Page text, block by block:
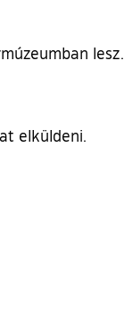
lesz.
elküldeni.